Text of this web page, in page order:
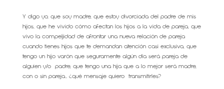
Y digo yo, que soy madre, que estoy divorciada del padre de mis
hijos, que he vivido cómo afectan los hijos a la vida de pareja, que
vivo la compeljidad de afrontar una nueva relación de pareja
cuando tienes hijos que te demandan atención casi exclusiva, que
tengo un hijo varón que seguramente algún día será pareja de
alguien y/o padre, que tengo una hija que a lo mejor será madre,
con o sin pareja… ¿qué mensaje quiero transmitirles?